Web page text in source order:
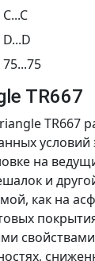
C...C
D...D
75...75
TR667
TR667
условий
на
и
как на